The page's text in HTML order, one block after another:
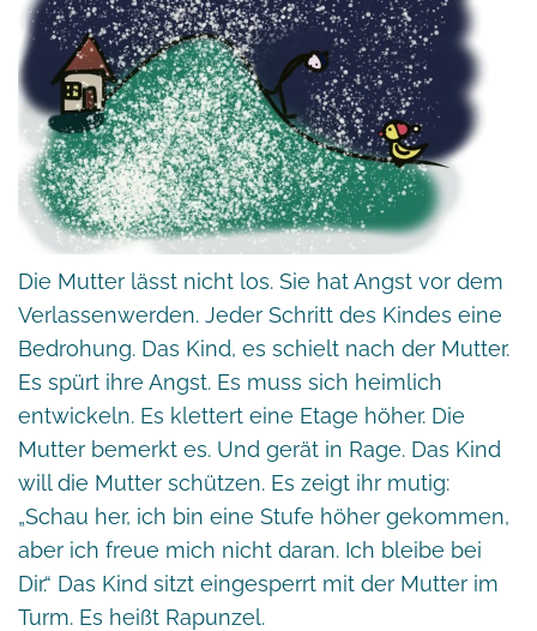
Die Mutter lässt nicht los. Sie hat Angst vor dem
Verlassenwerden. Jeder Schritt des Kindes eine
Bedrohung. Das Kind, es schielt nach der Mutter.
Es spürt ihre Angst. Es muss sich heimlich
entwickeln. Es klettert eine Etage höher. Die
Mutter bemerkt es. Und gerät in Rage. Das Kind
will die Mutter schützen. Es zeigt ihr mutig:
„Schau her, ich bin eine Stufe höher gekommen,
aber ich freue mich nicht daran. Ich bleibe bei
Dir.“ Das Kind sitzt eingesperrt mit der Mutter im
Turm. Es heißt Rapunzel.